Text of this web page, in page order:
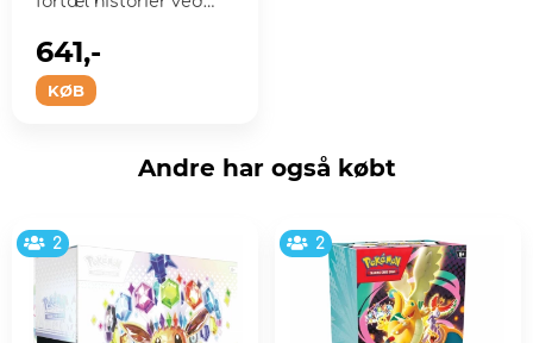
KØB
641,-
Andre har også købt
2 2